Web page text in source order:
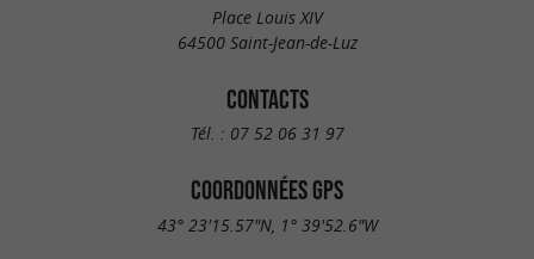
Place Louis XIV
64500 Saint-Jean-de-Luz
CONTACTS
Tél. : 07 52 06 31 97
COORDONNÉES GPS
43° 23'15.57"N, 1° 39'52.6"W